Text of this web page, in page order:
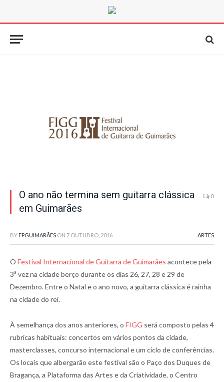
O ano não termina sem guitarra clássica
em Guimarães
0
BY FPGUIMARÃES ON 7 OUTUBRO, 2016 ARTES
O Festival Internacional de Guitarra de Guimarães acontece pela
3ª vez na cidade berço durante os dias 26, 27, 28 e 29 de
Dezembro. Entre o Natal e o ano novo, a guitarra clássica é rainha
na cidade do rei.
À semelhança dos anos anteriores, o FIGG será composto pelas 4
rubricas habituais: concertos em vários pontos da cidade,
masterclasses, concurso internacional e um ciclo de conferências.
Os locais que albergarão este festival são o Paço dos Duques de
Bragança, a Plataforma das Artes e da Criatividade, o Centro